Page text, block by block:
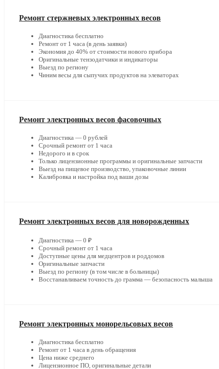
Ремонт стержневых электронных весов
Диагностика бесплатно
Ремонт от 1 часа (в день заявки)
Экономия до 40% от стоимости нового прибора
Оригинальные тензодатчики и индикаторы
Выезд по региону
Чиним весы для сыпучих продуктов на элеваторах
Ремонт электронных весов фасовочных
Диагностика — 0 рублей
Срочный ремонт от 1 часа
Недорого и в срок
Только лицензионные программы и оригинальные запчасти
Выезд на пищевое производство, упаковочные линии
Калибровка и настройка под ваши дозы
Ремонт электронных весов для новорожденных
Диагностика — 0 ₽
Срочный ремонт от 1 часа
Доступные цены для медцентров и роддомов
Оригинальные запчасти
Выезд по региону (в том числе в больницы)
Восстанавливаем точность до грамма — безопасность малыша
Ремонт электронных монорельсовых весов
Диагностика бесплатно
Ремонт от 1 часа в день обращения
Цена ниже среднего
Лицензионное ПО, оригинальные детали